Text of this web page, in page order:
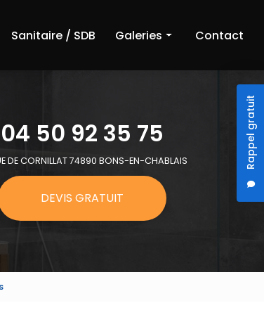
Rappel gratuit
Sanitaire / SDB Galeries
Sanitaire et salle de bain
Contact
04 50 92 35 75
DE CORNILLAT 74890 BONS-EN-CHABLAIS
DEVIS GRATUIT